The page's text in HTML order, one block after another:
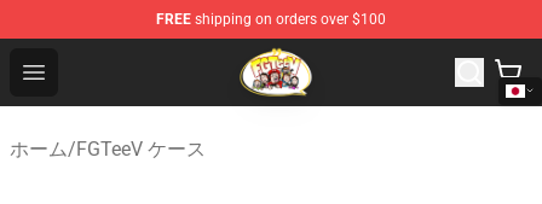
FREE shipping on orders over $100
Open menu
FGTeeV Store - Official FGTeeV Merchandise Shop
ホーム/FGTeeV ケース